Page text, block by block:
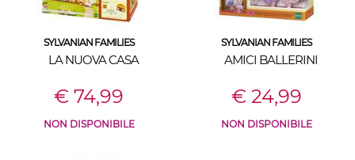
SYLVANIAN FAMILIES
LA NUOVA CASA
€ 74,99
NON DISPONIBILE
SYLVANIAN FAMILIES
AMICI BALLERINI
€ 24,99
NON DISPONIBILE